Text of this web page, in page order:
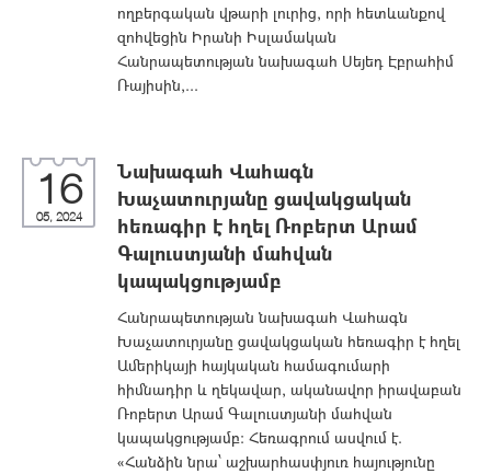
ողբերգական վթարի լուրից, որի հետևանքով
զոհվեցին Իրանի Իսլամական
Հանրապետության նախագահ Սեյեդ Էբրահիմ
Ռայիսին,...
16
05, 2024
Նախագահ Վահագն
Խաչատուրյանը ցավակցական
հեռագիր է հղել Ռոբերտ Արամ
Գալուստյանի մահվան
կապակցությամբ
Հանրապետության նախագահ Վահագն
Խաչատուրյանը ցավակցական հեռագիր է հղել
Ամերիկայի հայկական համագումարի
հիմնադիր և ղեկավար, ականավոր իրավաբան
Ռոբերտ Արամ Գալուստյանի մահվան
կապակցությամբ: Հեռագրում ասվում է.
«Հանձին նրա՝ աշխարհասփյուռ հայությունը